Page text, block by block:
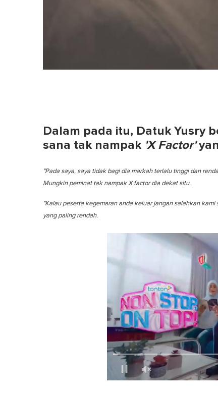
Dalam pada itu, Datuk Yusry
sana tak nampak 'X Factor'
"Pada saya, saya tidak bagi dia markah terlalu tinggi dan
Mungkin peminat tak nampak X factor dia dekat situ.
"Kalau peserta kegemaran anda keluar jangan salahkan
yang paling rendah.